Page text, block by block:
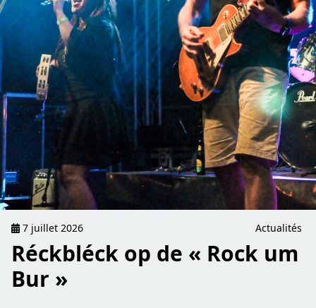
7 juillet 2026 Actualités
Réckbléck op de « Rock um
Bur »